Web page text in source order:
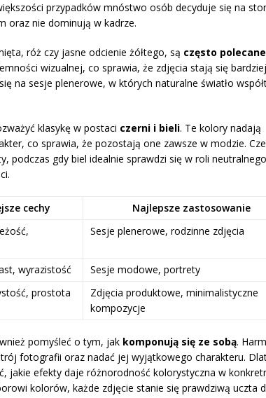
przypadków mnóstwo osób decyduje się na
oraz nie dominują w kadrze.
róż czy jasne odcienie żółtego, są często polecane
wizualnej, co sprawia, że zdjęcia stają się bardziej
na sesje plenerowe, w których naturalne światło
klasykę w postaci czerni i bieli. Te kolory nadają
co sprawia, że pozostają one zawsze w modzie.
podczas gdy biel idealnie sprawdzi się w roli
cechy
Najlepsze zastosowanie
Sesje plenerowe, rodzinne zdjęcia
wyrazistość
Sesje modowe, portrety
prostota
Zdjęcia produktowe, minimalistyczne
kompozycje
pomyśleć o tym, jak komponują się ze sobą.
fotografii oraz nadać jej wyjątkowego charakteru.
jakie efekty daje różnorodność kolorystyczna w
kolorów, każde zdjęcie stanie się prawdziwą uczta